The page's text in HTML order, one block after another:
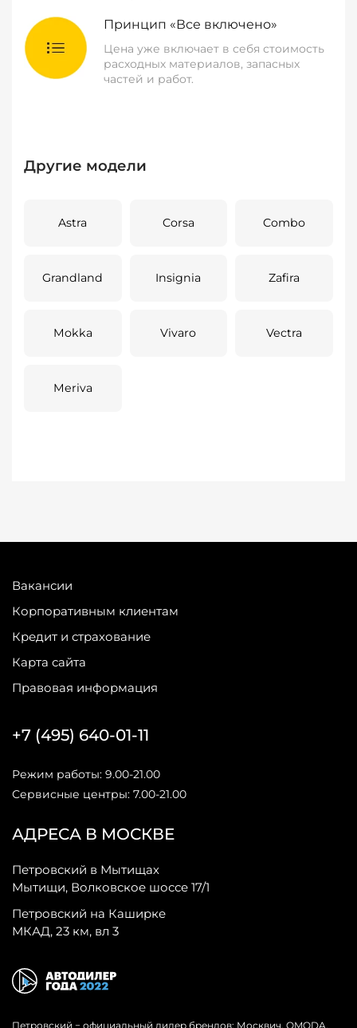
Принцип «Все включено»
Цена уже включает в себя стоимость
расходных материалов, запасных
частей и работ.
Другие модели
Astra Corsa Combo
Grandland Insignia Zafira
Mokka Vivaro Vectra
Meriva
Вакансии
Корпоративным клиентам
Кредит и страхование
Карта сайта
Правовая информация
АДРЕСА В МОСКВЕ
Петровский в Мытищах
Мытищи, Волковское шоссе 17/1
Петровский на Каширке
МКАД, 23 км, вл 3
+7 (495) 640-01-11
Режим работы: 9.00-21.00
Сервисные центры: 7.00-21.00
Петровский − официальный дилер брендов: Москвич, OMODA,